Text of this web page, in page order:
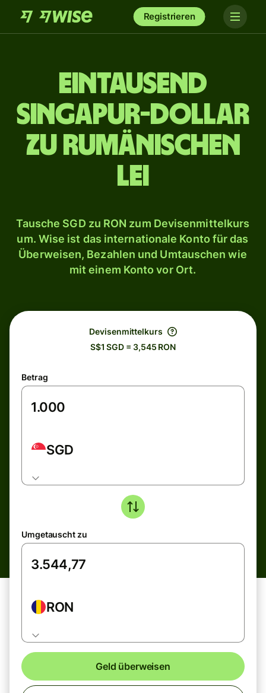
Registrieren
ein­tausend
Singapur-Dollar
zu rumänischen
Lei
Tausche SGD zu RON zum Devisenmittelkurs
um. Wise ist das internationale Konto für das
Überweisen, Bezahlen und Umtauschen wie
mit einem Konto vor Ort.
Devisenmittelkurs
S$1 SGD = 3,545 RON
Betrag
SGD
Umgetauscht zu
RON
Geld überweisen